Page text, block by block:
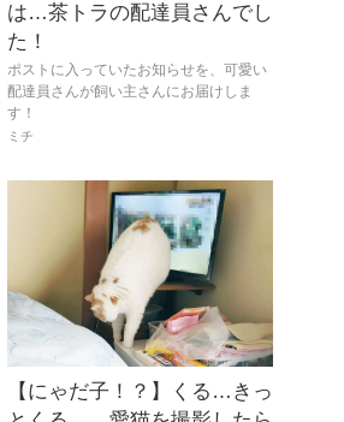
は…茶トラの配達員さんでし
た！
ポストに入っていたお知らせを、可愛い
配達員さんが飼い主さんにお届けしま
す！
ミチ
【にゃだ子！？】くる…きっ